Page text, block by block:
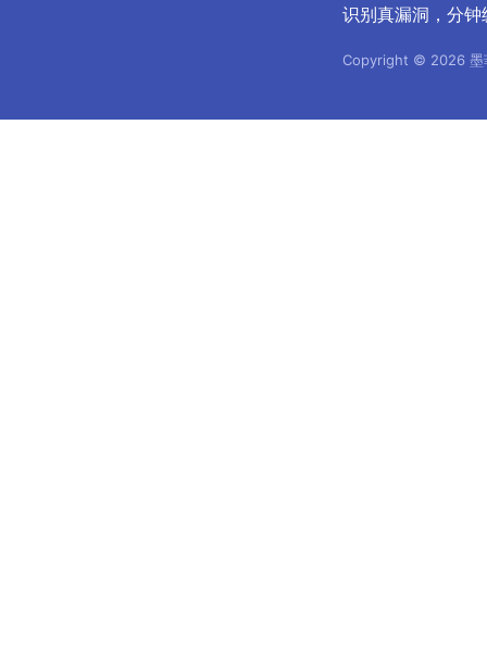
识别真漏洞，分
Copyright © 2026 墨